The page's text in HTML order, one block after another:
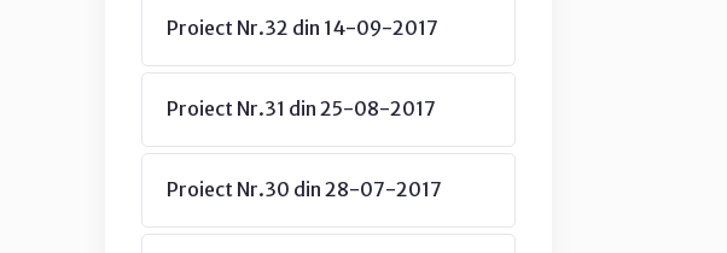
Proiect Nr.32 din 14-09-2017
Proiect Nr.31 din 25-08-2017
Proiect Nr.30 din 28-07-2017